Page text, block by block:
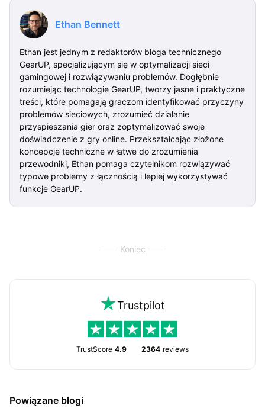
Ethan Bennett
Ethan jest jednym z redaktorów bloga technicznego
GearUP, specjalizującym się w optymalizacji sieci
gamingowej i rozwiązywaniu problemów. Dogłębnie
rozumiejąc technologie GearUP, tworzy jasne i praktyczne
treści, które pomagają graczom identyfikować przyczyny
problemów sieciowych, zrozumieć działanie
przyspieszania gier oraz zoptymalizować swoje
doświadczenie z gry online. Przekształcając złożone
koncepcje techniczne w łatwe do zrozumienia
przewodniki, Ethan pomaga czytelnikom rozwiązywać
typowe problemy z łącznością i lepiej wykorzystywać
funkcje GearUP.
Koniec
Trustpilot
TrustScore 4.9 2364 reviews
Powiązane blogi